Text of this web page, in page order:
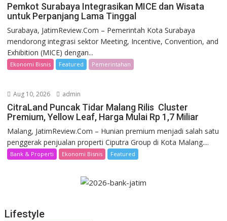
Pemkot Surabaya Integrasikan MICE dan Wisata
untuk Perpanjang Lama Tinggal
Surabaya, JatimReview.Com – Pemerintah Kota Surabaya
mendorong integrasi sektor Meeting, Incentive, Convention, and
Exhibition (MICE) dengan...
Ekonomi Bisnis Featured Pemerintahan
Aug 10, 2026 admin
CitraLand Puncak Tidar Malang Rilis Cluster
Premium, Yellow Leaf, Harga Mulai Rp 1,7 Miliar
Malang, JatimReview.Com – Hunian premium menjadi salah satu
penggerak penjualan properti Ciputra Group di Kota Malang....
Bank & Properti Ekonomi Bisnis Featured
Lifestyle